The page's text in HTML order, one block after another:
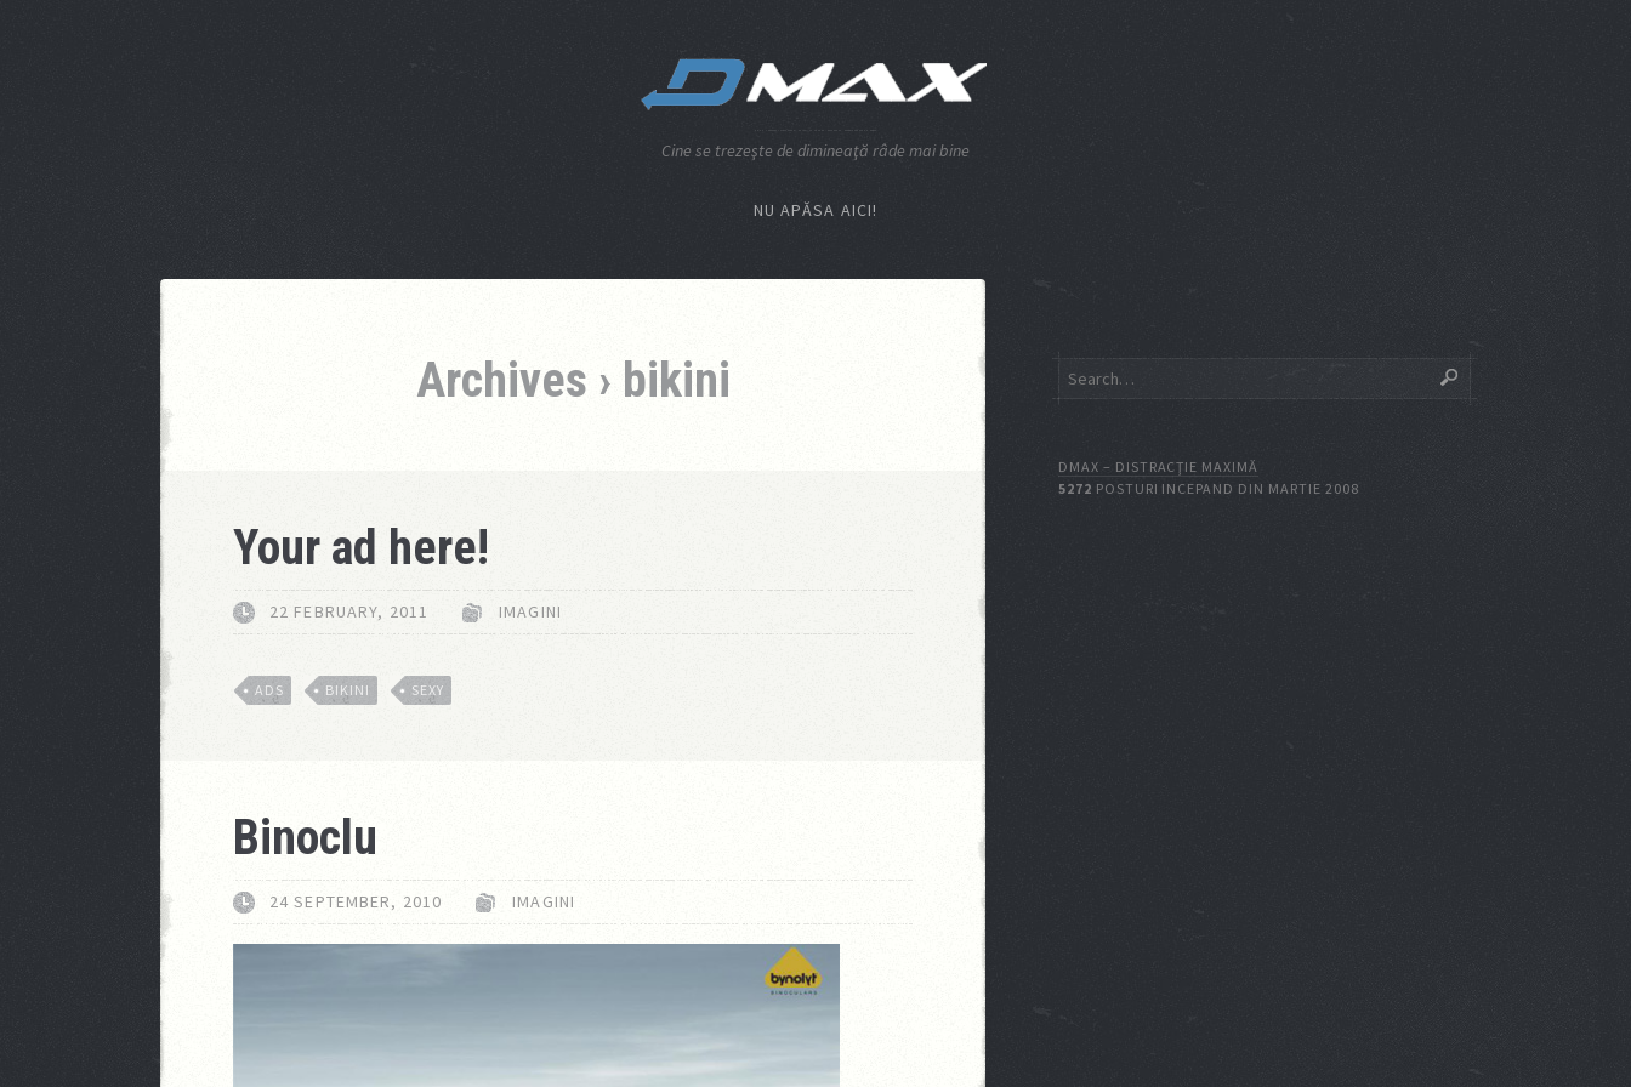
Cine se trezeşte de dimineaţă râde mai bine
NU APĂSA AICI!
Archives › bikini
Your ad here!
22 FEBRUARY, 2011 IMAGINI
ADS BIKINI SEXY
Binoclu
24 SEPTEMBER, 2010 IMAGINI
DMAX – DISTRACŢIE MAXIMĂ
5272 POSTURI INCEPAND DIN MARTIE 2008